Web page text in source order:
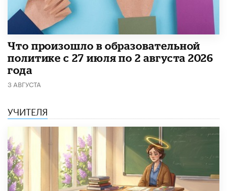
​Что произошло в образовательной
политике с 27 июля по 2 августа 2026
года
3 АВГУСТА
УЧИТЕЛЯ